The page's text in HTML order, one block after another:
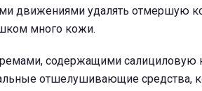
движениями удалять отмершую
много кожи.
содержащими салициловую
отшелушивающие средства,